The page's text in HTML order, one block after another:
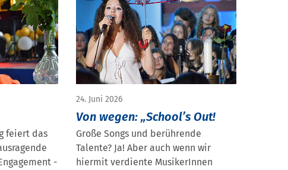
feiert das
-
24. Juni 2026
Von wegen: „School’s Out!
Große Songs und berührende
Talente? Ja! Aber auch wenn wir
hiermit verdiente MusikerInnen